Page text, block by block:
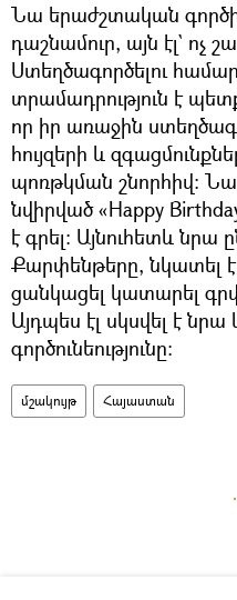
Նա երաժշտական
դաշնամուր, այն էլ` ոչ
Ստեղծագործելու
տրամադրություն է
որ իր առաջին
հույզերի և
պոռթկման շնորհիվ։
նվիրված «Happy
է գրել։ Այնուհետև
Քարփենթերը, նկատել
ցանկացել կատարել
Այդպես էլ սկսվել է
գործունեությունը։
մշակույթ Հայաստան